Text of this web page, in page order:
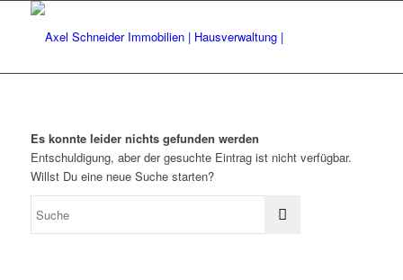
Es konnte leider nichts gefunden werden
Entschuldigung, aber der gesuchte Eintrag ist nicht verfügbar.
Willst Du eine neue Suche starten?